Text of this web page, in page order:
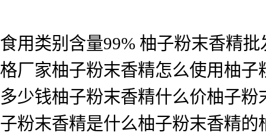
食用类别含量99% 柚子粉末香精
格厂家柚子粉末香精怎么使用柚
多少钱柚子粉末香精什么价柚子
子粉末香精是什么柚子粉末香精